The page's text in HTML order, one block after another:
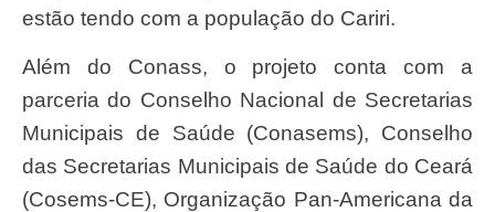
estão tendo com a população do Cariri.
Além do Conass, o projeto conta com a
parceria do Conselho Nacional de Secretarias
Municipais de Saúde (Conasems), Conselho
das Secretarias Municipais de Saúde do Ceará
(Cosems-CE), Organização Pan-Americana da